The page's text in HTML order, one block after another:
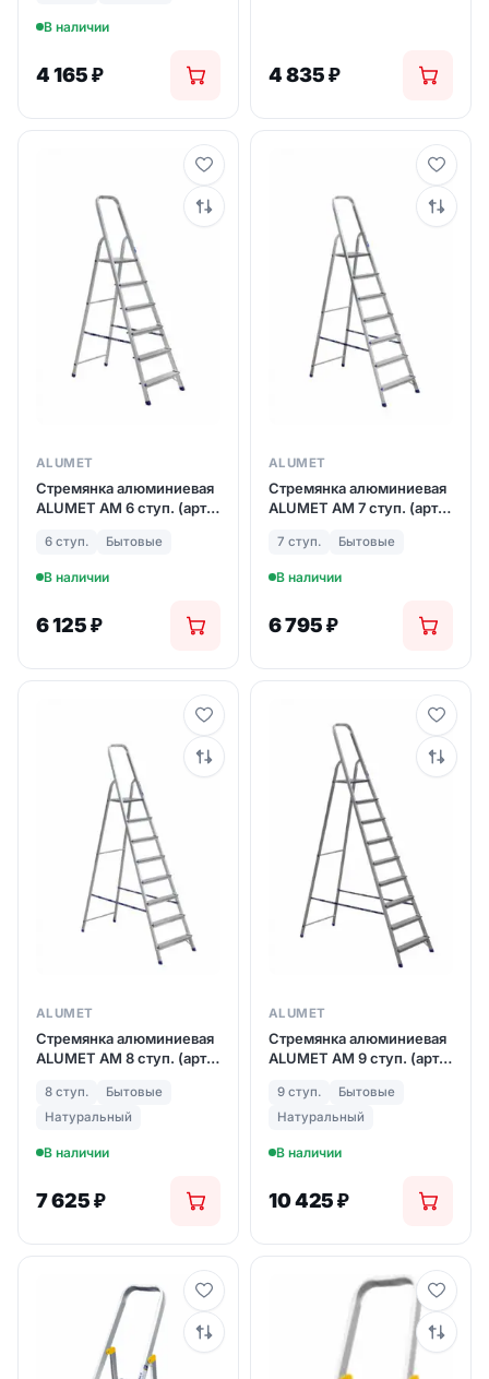
В наличии
4 165₽ 4 835₽
ALUMET
Стремянка алюминиевая
ALUMET АМ 6 ступ. (арт.
6 ступ. Бытовые
В наличии
6 125₽
ALUMET
Стремянка алюминиевая
ALUMET АМ 7 ступ. (арт.
7 ступ. Бытовые
В наличии
6 795₽
ALUMET
Стремянка алюминиевая
ALUMET АМ 8 ступ. (арт.
8 ступ.
Бытовые
Натуральный
В наличии
7 625₽
ALUMET
Стремянка алюминиевая
ALUMET АМ 9 ступ. (арт.
9 ступ.
Бытовые
Натуральный
В наличии
10 425₽